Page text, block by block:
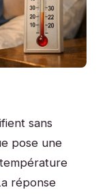
sans
pose une
réponse